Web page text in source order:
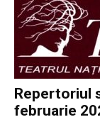
Repertoriul
februarie